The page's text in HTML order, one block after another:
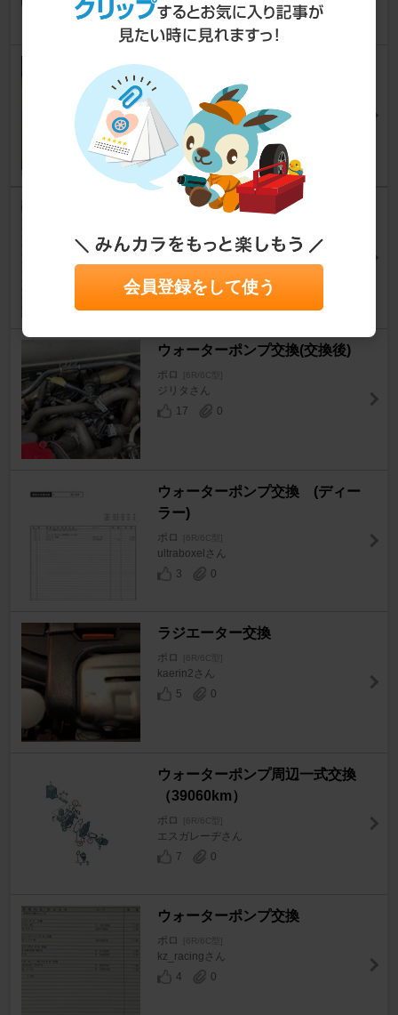
ウォーターポンプ(交換前)
[6R/6C型]
ジリタさん
13
ウォーターポンプアッセンブリ
ポロ [6R/6C型]
9
2
ウォーターポンプ交換(交換後)
ポロ [6R/6C型]
ジリタさん
17
0
ウォーターポンプ交換 (ディー
ラー)
ポロ [6R/6C型]
ultraboxelさん
3
0
ラジエーター交換
ポロ [6R/6C型]
kaerin2さん
5
0
ウォーターポンプ周辺一式交換
（39060km）
ポロ [6R/6C型]
エスガレーヂさん
7
0
ウォーターポンプ交換
ポロ [6R/6C型]
kz_racingさん
4
0
会員登録をして使う